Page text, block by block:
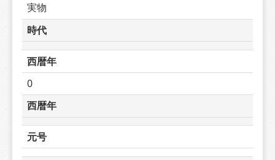
実物
時代
西暦年
0
西暦年
元号